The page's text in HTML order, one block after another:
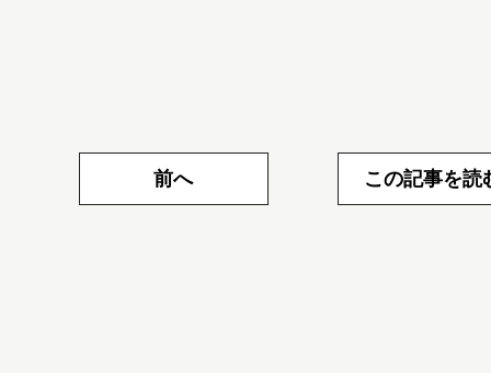
前へ この記事を読